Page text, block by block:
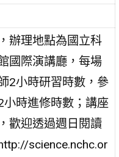
辦理地點為國立科
國際演講廳，每場
2小時研習時數，參
小時進修時數；講座
歡迎透過週日閱讀
science.nchc.or